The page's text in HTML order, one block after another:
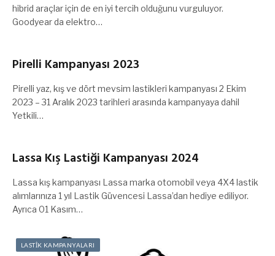
hibrid araçlar için de en iyi tercih olduğunu vurguluyor.
Goodyear da elektro…
Pirelli Kampanyası 2023
Pirelli yaz, kış ve dört mevsim lastikleri kampanyası 2 Ekim
2023 – 31 Aralık 2023 tarihleri arasında kampanyaya dahil
Yetkili…
Lassa Kış Lastiği Kampanyası 2024
Lassa kış kampanyası Lassa marka otomobil veya 4X4 lastik
alımlarınıza 1 yıl Lastik Güvencesi Lassa’dan hediye ediliyor.
Ayrıca 01 Kasım…
LASTİK KAMPANYALARI